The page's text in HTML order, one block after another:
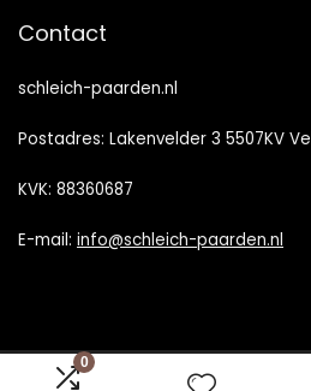
0
Contact
schleich-paarden.nl
Postadres: Lakenvelder 3 5507KV
KVK: 88360687
E-mail: info@schleich-paarden.nl
2022 © Schleich-Paarden.nl Alle